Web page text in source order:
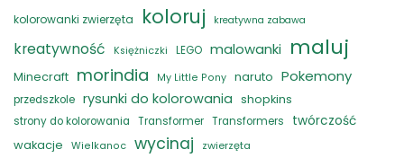
kolorowanki zwierzęta koloruj kreatywna zabawa
kreatywność Księżniczki LEGO malowanki maluj
Minecraft morindia My Little Pony naruto Pokemony
przedszkole rysunki do kolorowania shopkins
strony do kolorowania Transformer Transformers
twórczość
wakacje
Wielkanoc wycinaj zwierzęta